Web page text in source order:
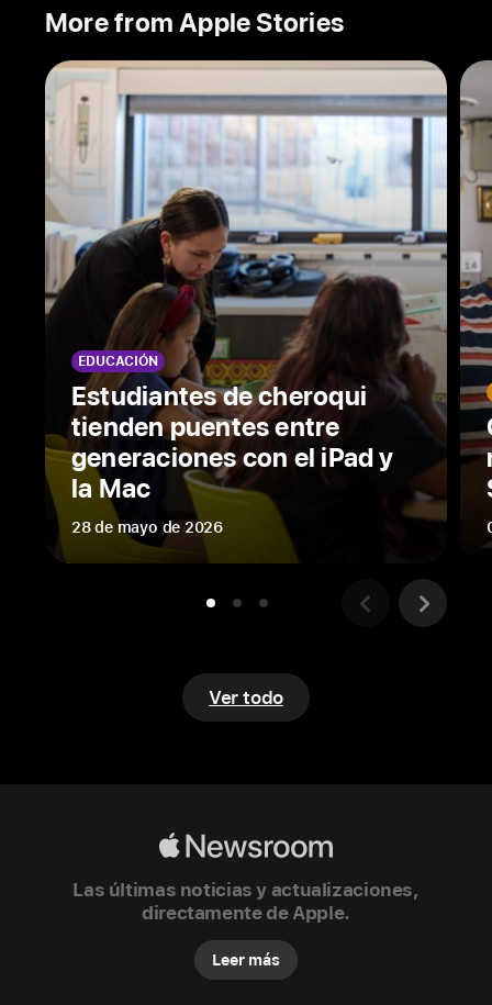
nuevas
salud
auditiva
AirPods Pro 2
no
disponibles
en
todas
las
regiones.
Prueba
de
Audición
y
Asistencia
reguladas
disponibles
More from Apple Stories
EDUCACIÓN
Estudiantes de cheroqui
tienden puentes entre
generaciones con el iPad y
la Mac
28 de mayo de 2026
Ver todo
Las últimas noticias y actualizaciones,
directamente de Apple.
Leer más